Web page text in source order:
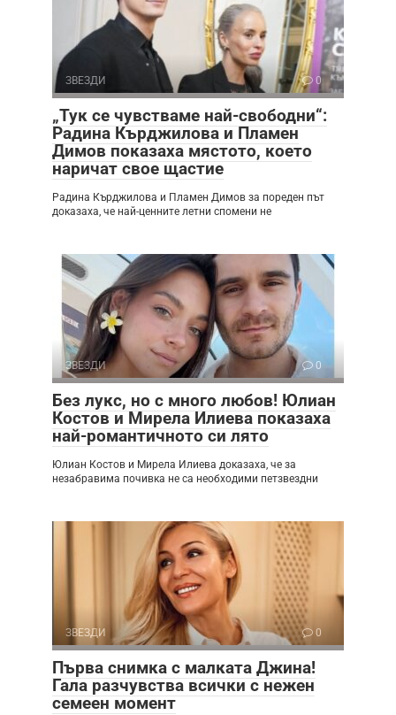
ЗВЕЗДИ 0
„Тук се чувстваме най-свободни“:
Радина Кърджилова и Пламен
Димов показаха мястото, което
наричат свое щастие
Радина Кърджилова и Пламен Димов за пореден път
доказаха, че най-ценните летни спомени не
ЗВЕЗДИ 0
Без лукс, но с много любов! Юлиан
Костов и Мирела Илиева показаха
най-романтичното си лято
Юлиан Костов и Мирела Илиева доказаха, че за
незабравима почивка не са необходими петзвездни
ЗВЕЗДИ 0
Първа снимка с малката Джина!
Гала разчувства всички с нежен
семеен момент